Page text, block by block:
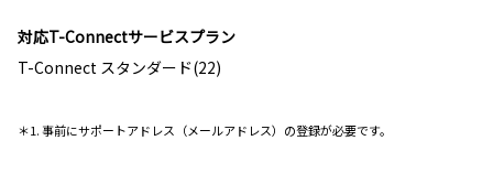
対応T-Connectサービスプラン
T-Connect スタンダード(22)
＊1. 事前にサポートアドレス（メールアドレス）の登録が必要です。